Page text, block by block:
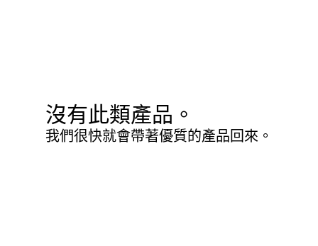
沒有此類產品。
我們很快就會帶著優質的產品回來。